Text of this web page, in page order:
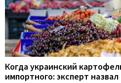
Когда украинский
импортного: эксперт назвал